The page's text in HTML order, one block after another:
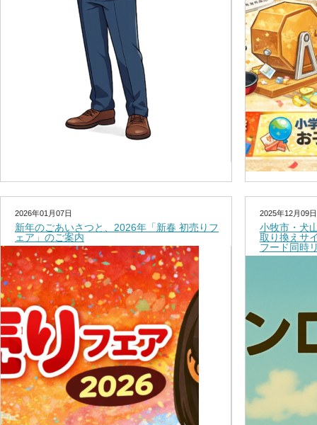
2026年01月07日
新年のごあいさつと、2026年「新春 初売りフ
ェア」のご案内
2025年12月09日
小牧市・犬
取り換えサ
フード同時